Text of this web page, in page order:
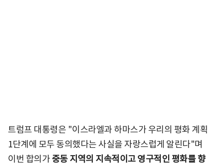
트럼프 대통령은 "이스라엘과 하마스가 우리의 평화 계획
1단계에 모두 동의했다는 사실을 자랑스럽게 알린다"며
이번 합의가 중동 지역의 지속적이고 영구적인 평화를 향